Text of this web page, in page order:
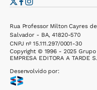
Rua Professor Milton Cayres
Salvador - BA, 41820-570
CNPJ nº 15.111.297/0001-30
Copyright © 1996 - 2025
EMPRESA EDITORA A TARDE
Desenvolvido por: